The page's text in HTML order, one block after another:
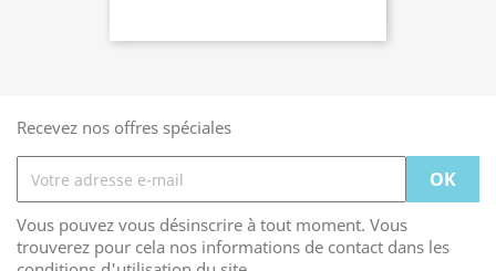
Recevez nos offres spéciales
Vous pouvez vous désinscrire à tout moment. Vous
trouverez pour cela nos informations de contact dans les